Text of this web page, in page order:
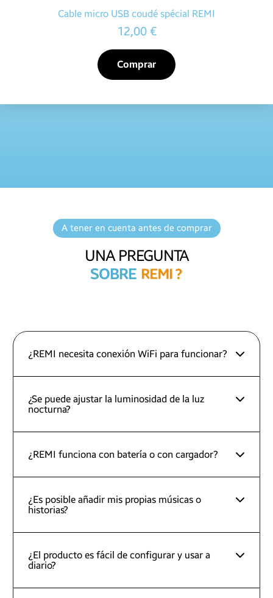
Cable micro USB coudé spécial REMI
12,00 €
Comprar
A tener en cuenta antes de comprar
UNA PREGUNTA
SOBRE REMI?
¿REMI necesita conexión WiFi para funcionar?
¿Se puede ajustar la luminosidad de la luz
nocturna?
¿REMI funciona con batería o con cargador?
¿Es posible añadir mis propias músicas o
historias?
¿El producto es fácil de configurar y usar a
diario?